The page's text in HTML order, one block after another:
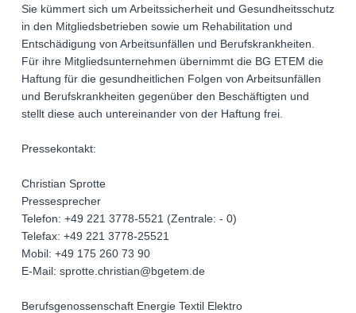
Sie kümmert sich um Arbeitssicherheit und Gesundheitsschutz
in den Mitgliedsbetrieben sowie um Rehabilitation und
Entschädigung von Arbeitsunfällen und Berufskrankheiten.
Für ihre Mitgliedsunternehmen übernimmt die BG ETEM die
Haftung für die gesundheitlichen Folgen von Arbeitsunfällen
und Berufskrankheiten gegenüber den Beschäftigten und
stellt diese auch untereinander von der Haftung frei.
Pressekontakt:
Christian Sprotte
Pressesprecher
Telefon: +49 221 3778-5521 (Zentrale: - 0)
Telefax: +49 221 3778-25521
Mobil: +49 175 260 73 90
E-Mail: sprotte.christian@bgetem.de
Berufsgenossenschaft Energie Textil Elektro